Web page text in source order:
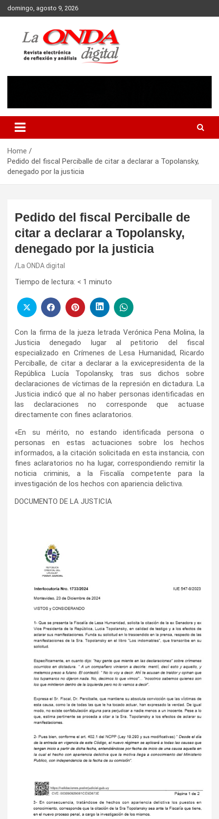
Skip
to
domingo, agosto 9, 2026
Home
Pedido del fiscal Perciballe de citar a declarar a Topolansky,
denegado por la justicia
Pedido del fiscal Perciballe de
citar a declarar a Topolansky,
denegado por la justicia
La ONDA digital
Tiempo de lectura: < 1 minuto
Con la firma de la jueza letrada Verónica Pena Molina, la
Justicia denegado lugar al petitorio del fiscal
especializado en Crímenes de Lesa Humanidad, Ricardo
Perciballe, de citar a declarar a la exvicepresidenta de la
República Lucía Topolansky, tras sus dichos sobre
declaraciones de víctimas de la represión en dictadura. La
Justicia indicó que al no haber personas identificadas en
las declaraciones no corresponde que actuase
directamente con fines aclaratorios.
«En su mérito, no estando identificada persona o
personas en estas actuaciones sobre los hechos
informados, a la citación solicitada en esta instancia, con
fines aclaratorios no ha lugar, correspondiendo remitir la
noticia criminis, a la Fiscalía competente para la
investigación de los hechos con apariencia delictiva.
DOCUMENTO DE LA JUSTICIA